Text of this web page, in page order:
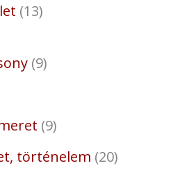
13
9
9
történelem 20